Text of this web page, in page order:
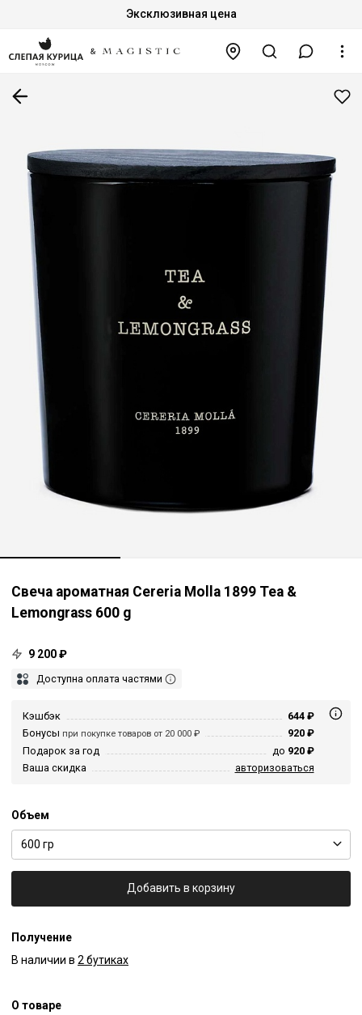
Эксклюзивная цена
Свеча ароматная Cereria Molla 1899 Tea &
Lemongrass 600 g
9 200 ₽
Доступна оплата частями
Кэшбэк
644 ₽
Бонусы при покупке товаров от 20 000 ₽
920 ₽
Подарок за год
до 920 ₽
Ваша скидка
авторизоваться
Объем
600 гр
Добавить в корзину
Получение
В наличии в 2 бутиках
О товаре